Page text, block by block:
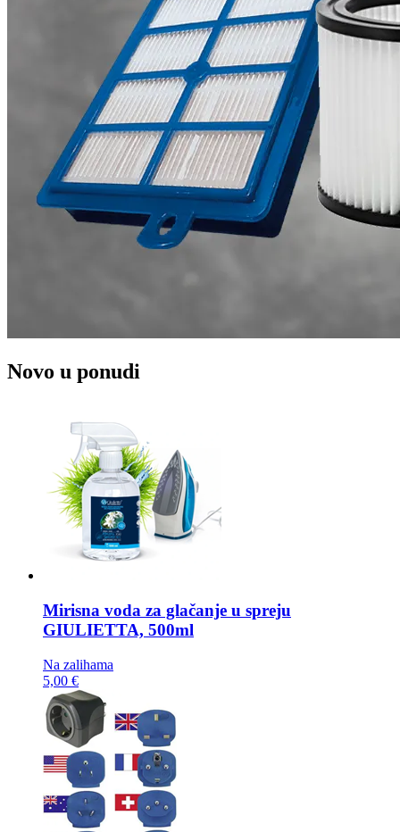
Novo u ponudi
Mirisna voda za glačanje u spreju
GIULIETTA, 500ml
Na zalihama
5,00 €